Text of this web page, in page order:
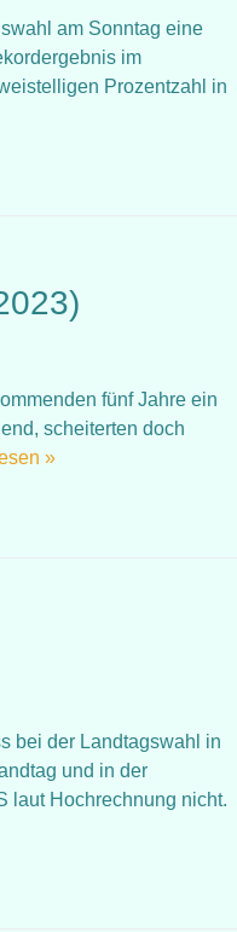
am Sonntag eine
im
Prozentzahl in
fünf Jahre ein
scheiterten doch
»
bei der Landtagswahl in
und in der
laut Hochrechnung nicht.